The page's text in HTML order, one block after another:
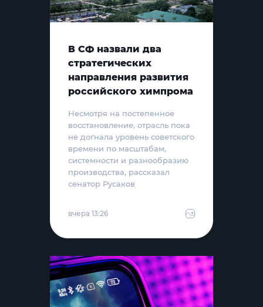
В СФ назвали два
стратегических
направления развития
российского химпрома
Несмотря на постепенное
восстановление, отрасль пока
не догнала уровень советского
времени по масштабам,
системности и разнообразию
производства, рассказал
сенатор Русаков
вчера 13:26